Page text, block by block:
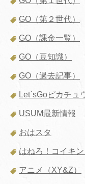
GO（第２世代）
GO（課金一覧）
GO（豆知識）
GO（過去記事）
Let`sGoピカチュ
USUM最新情報
おはスタ
はねろ！コイキ
アニメ（XY&Z）